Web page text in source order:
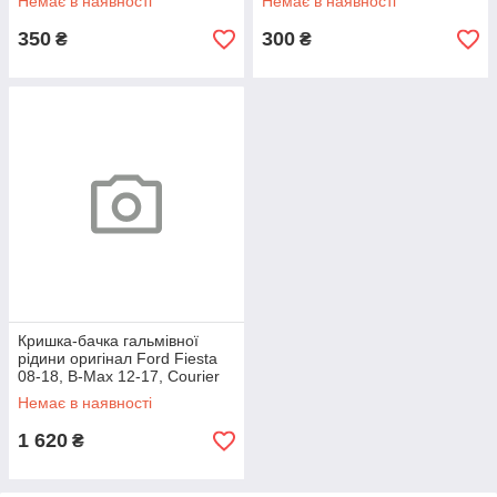
350 ₴ 300 ₴
Кришка-бачка гальмівної
рідини оригінал Ford Fiesta
08-18, B-Max 12-17, Courier
14-
Немає в наявності
1 620 ₴